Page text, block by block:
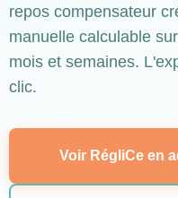
repos compensateur
manuelle calculable
mois et semaines.
clic.
Voir RégliCe en